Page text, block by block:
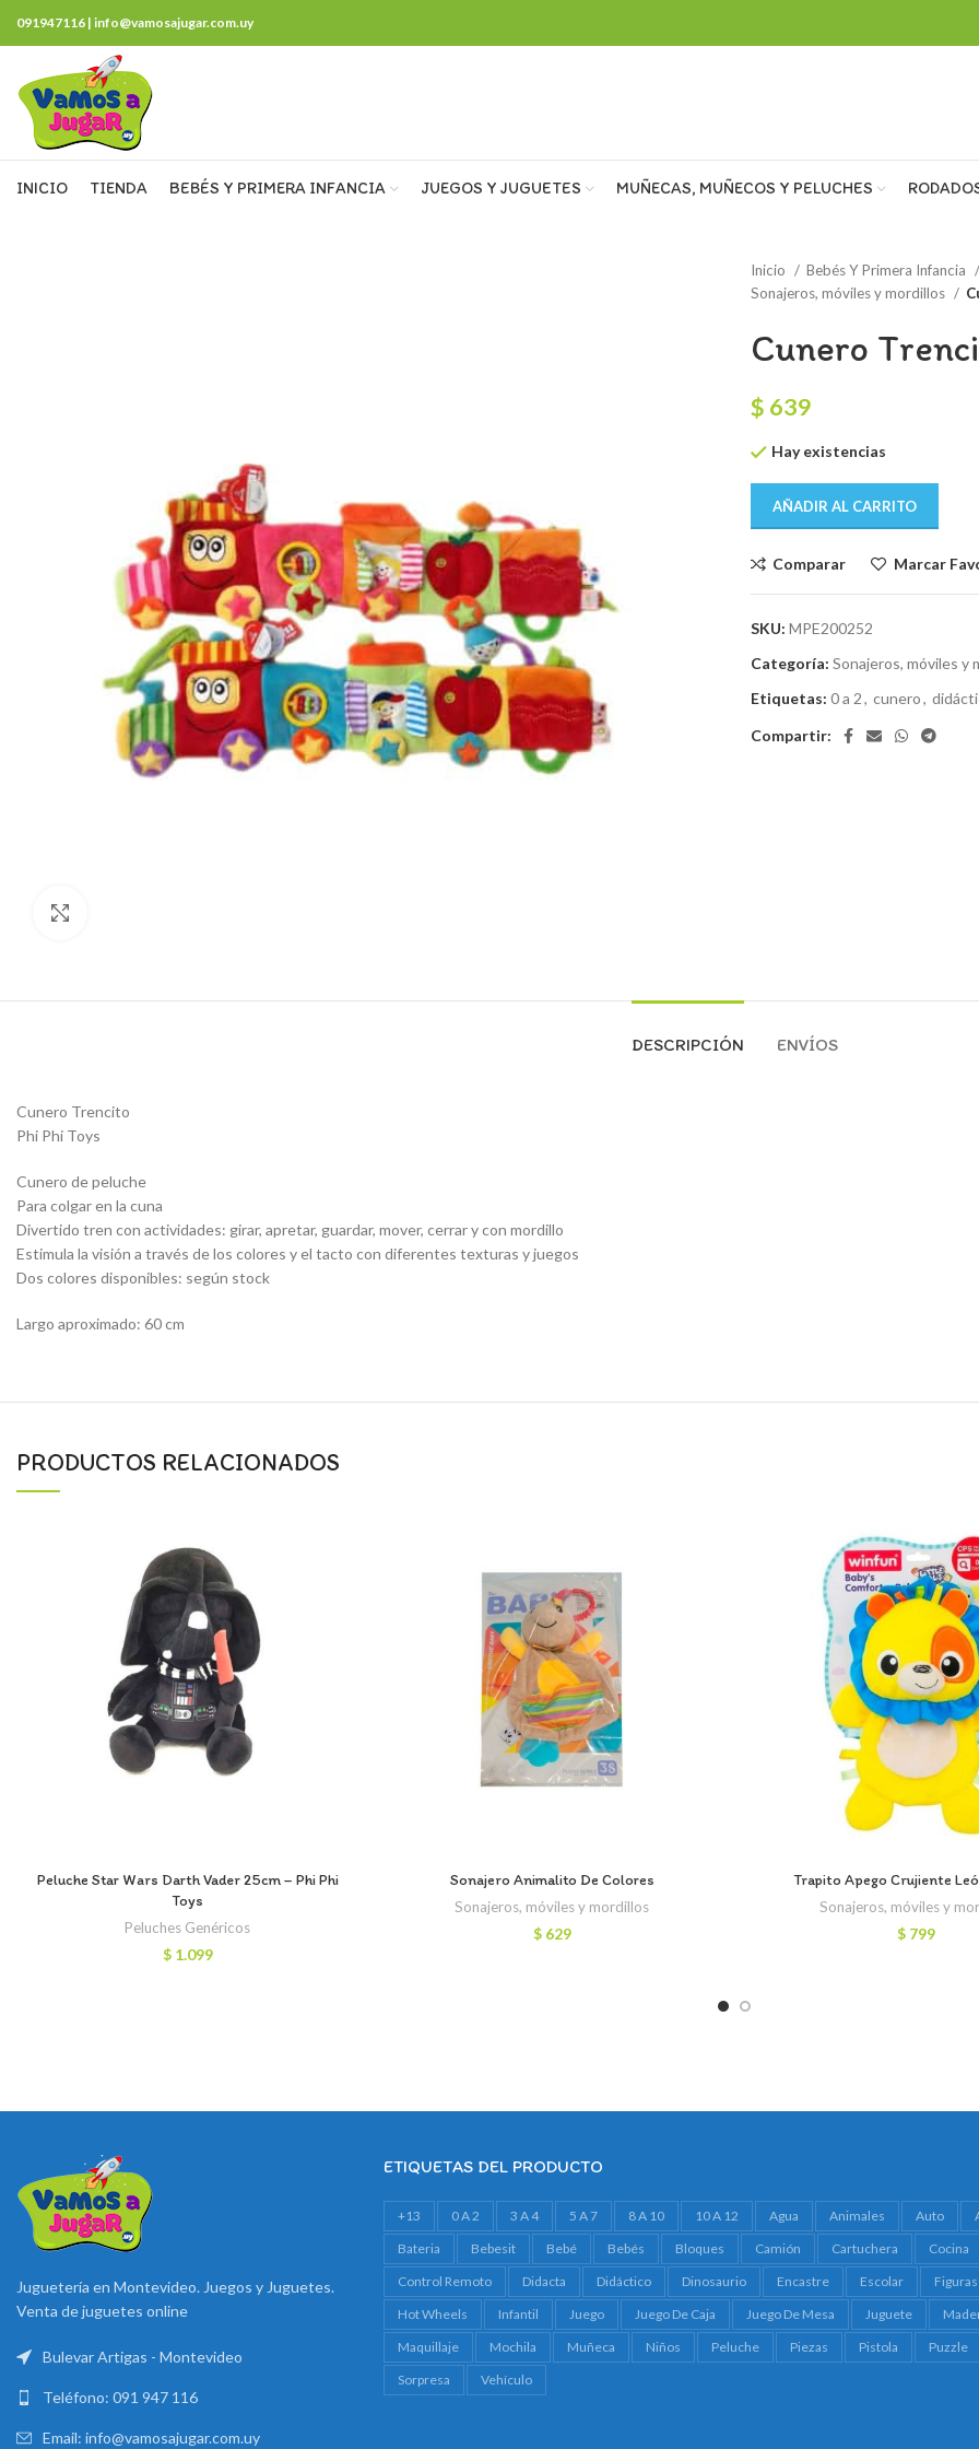
091947116 | info@vamosajugar.com.uy
INICIO TIENDA BEBÉS Y PRIMERA INFANCIA JUEGOS Y JUGUETES MUÑECAS, MUÑECOS Y PELUCHES
Inicio
Bebés Y Primera Infancia
Sonajeros, móviles y mordillos
Cunero
$ 639
Hay existencias
AÑADIR AL CARRITO
Comparar Marcar
SKU: MPE200252
Categoría: Sonajeros, móviles y
Etiquetas: 0 a 2, cunero,
Compartir:
DESCRIPCIÓN ENVÍOS
Cunero Trencito
Phi Phi Toys
Cunero de peluche
Para colgar en la cuna
Divertido tren con actividades: girar, apretar, guardar, mover, cerrar y con mordillo
Estimula la visión a través de los colores y el tacto con diferentes texturas y juegos
Dos colores disponibles: según stock
Largo aproximado: 60 cm
PRODUCTOS RELACIONADOS
Peluche Star Wars Darth Vader 25cm – Phi Phi
Toys
Peluches Genéricos
$1.099
Sonajero Animalito De Colores
Sonajeros, móviles y mordillos
$629
Trapito Apego Crujiente
Sonajeros, móviles y
$ 799
Juguetería en Montevideo. Juegos y Juguetes.
Venta de juguetes online
Bulevar Artigas - Montevideo
Teléfono: 091 947 116
Email: info@vamosajugar.com.uy
ETIQUETAS DEL PRODUCTO
+13 0 A 2 3 A 4 5 A 7 8 A 10 10 A 12 Agua Animales Auto
Bateria
Bebesit Bebé Bebés Bloques Camión Cartuchera
Cocina
Control Remoto
Didacta Didáctico Dinosaurio Encastre Escolar
Figuras
Hot Wheels
Infantil Juego Juego De Caja Juego De Mesa Juguete
Maquillaje
Mochila Muñeca Niños Peluche Piezas Pistola
Puzzle
Sorpresa
Vehículo